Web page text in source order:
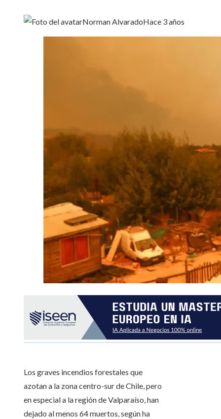
Norman AlvaradoHace 3 años
Los graves incendios forestales que
azotan a la zona centro-sur de Chile, pero
en especial a la región de Valparaíso, han
dejado al menos 64 muertos, según ha